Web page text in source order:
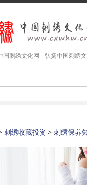
国刺绣文化网 弘扬中国刺绣
刺绣收藏投资 > 刺绣保养